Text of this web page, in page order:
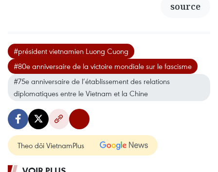
source
#président vietnamien Luong Cuong
#80e anniversaire de la victoire mondiale sur le fascisme
#75e anniversaire de l’établissement des relations
diplomatiques entre le Vietnam et la Chine
Theo dõi VietnamPlus